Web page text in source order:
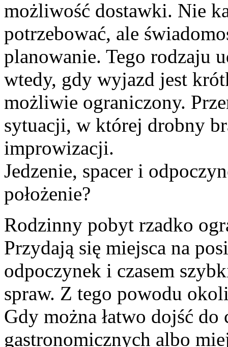
możliwość dostawki. Nie
potrzebować, ale
planowanie. Tego rodzaju
wtedy, gdy wyjazd jest
możliwie ograniczony.
sytuacji, w której drobny
improwizacji.
Jedzenie, spacer i
położenie?
Rodzinny pobyt rzadko
Przydają się miejsca na
odpoczynek i czasem
spraw. Z tego powodu
Gdy można łatwo dojść
gastronomicznych albo